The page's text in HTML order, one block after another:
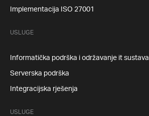
Implementacija ISO 27001
USLUGE
Informatička podrška i održavanje it sustava
Serverska podrška
Integracijska rješenja
USLUGE